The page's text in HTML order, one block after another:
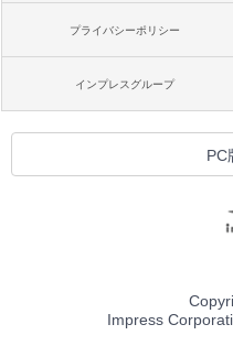
プライバシーポリシー
インプレスグループ
PC
Impress